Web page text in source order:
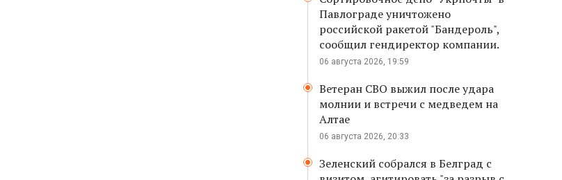
Павлограде уничтожено
российской ракетой "Бандероль",
сообщил гендиректор компании.
06 августа 2026, 19:59
Ветеран СВО выжил после удара
молнии и встречи с медведем на
Алтае
06 августа 2026, 20:33
Зеленский собрался в Белград с